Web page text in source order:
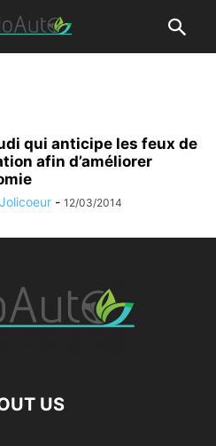
qui anticipe les feux de
afin d’améliorer
- 12/03/2014
US